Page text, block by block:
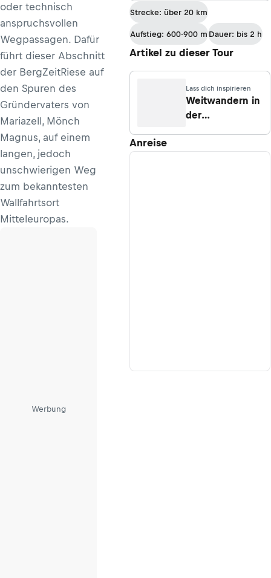
oder technisch
anspruchsvollen
Wegpassagen. Dafür
führt dieser Abschnitt
der BergZeitRiese auf
den Spuren des
Gründervaters von
Mariazell, Mönch
Magnus, auf einem
langen, jedoch
unschwierigen Weg
zum bekanntesten
Wallfahrtsort
Mitteleuropas.
Werbung
Sonnschienalm
- Hochschwab -
Voisthaler-Hütte
– Seewiesen
Strecke: über 20 km
Aufstieg: 600-900 m Dauer: bis 2 h
Artikel zu dieser Tour
Lass dich inspirieren
Weitwandern in
der
Anreise